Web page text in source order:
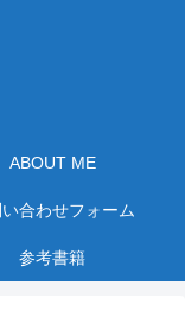
ABOUT ME
合わせフォーム
参考書籍